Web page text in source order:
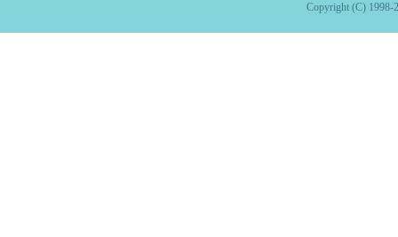
Copyright (C) 1998-